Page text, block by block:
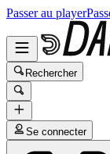
Passer au player
Rechercher
Se connecter